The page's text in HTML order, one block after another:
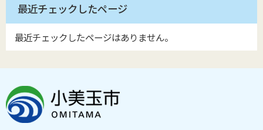
最近チェックしたページ
最近チェックしたページはありません。